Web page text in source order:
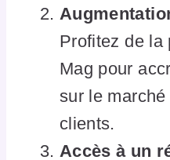
Profitez de la
Mag pour
sur le
clients.
Accès à un